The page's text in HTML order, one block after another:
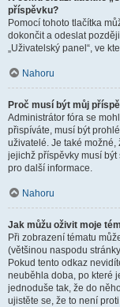
příspěvku?
Pomocí tohoto tlačítka
dokončit a odeslat
„Uživatelský panel“, ve
Nahoru
Proč musí být můj
Administrátor fóra se
přispíváte, musí být
uživatelé. Je také
jejichž příspěvky musí
pro další informace.
Nahoru
Jak můžu oživit moje
Při zobrazení tématu
(většinou naspodu
Pokud tento odkaz
neuběhla doba, po které
jednoduše tak, že do
ujistěte se, že to není